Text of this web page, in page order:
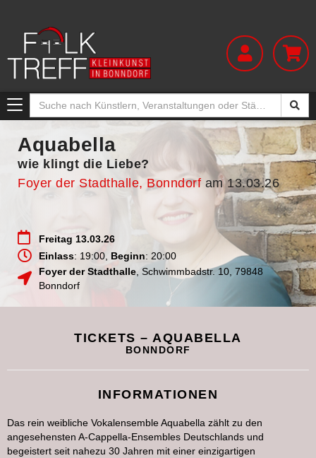
Toggle
navigation
Aquabella
wie klingt die Liebe?
Foyer der Stadthalle, Bonndorf am 13.03.26
Freitag 13.03.26
Einlass: 19:00, Beginn: 20:00
Foyer der Stadthalle Schwimmbadstr. 10 79848
Bonndorf
TICKETS – AQUABELLA
BONNDORF
INFORMATIONEN
Das rein weibliche Vokalensemble Aquabella zählt zu den
angesehensten A-Cappella-Ensembles Deutschlands und
begeistert seit nahezu 30 Jahren mit einer einzigartigen